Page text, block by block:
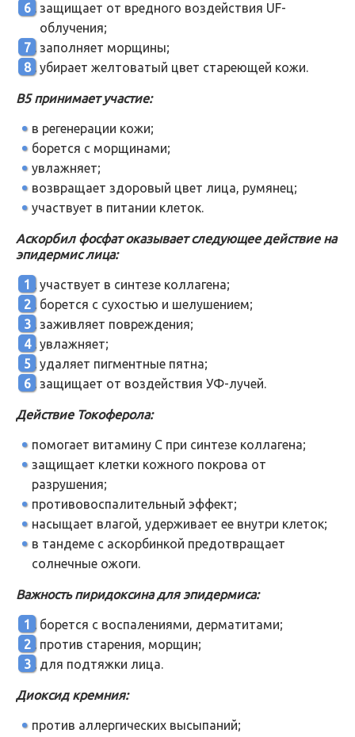
защищает от вредного воздействия UF-
облучения;
заполняет морщины;
убирает желтоватый цвет стареющей кожи.
В5 принимает участие:
в регенерации кожи;
борется с морщинами;
увлажняет;
возвращает здоровый цвет лица, румянец;
участвует в питании клеток.
Аскорбил фосфат оказывает следующее действие на
эпидермис лица:
участвует в синтезе коллагена;
борется с сухостью и шелушением;
заживляет повреждения;
увлажняет;
удаляет пигментные пятна;
защищает от воздействия УФ-лучей.
Действие Токоферола:
помогает витамину С при синтезе коллагена;
защищает клетки кожного покрова от
разрушения;
противовоспалительный эффект;
насыщает влагой, удерживает ее внутри клеток;
в тандеме с аскорбинкой предотвращает
солнечные ожоги.
Важность пиридоксина для эпидермиса:
борется с воспалениями, дерматитами;
против старения, морщин;
для подтяжки лица.
Диоксид кремния:
против аллергических высыпаний;